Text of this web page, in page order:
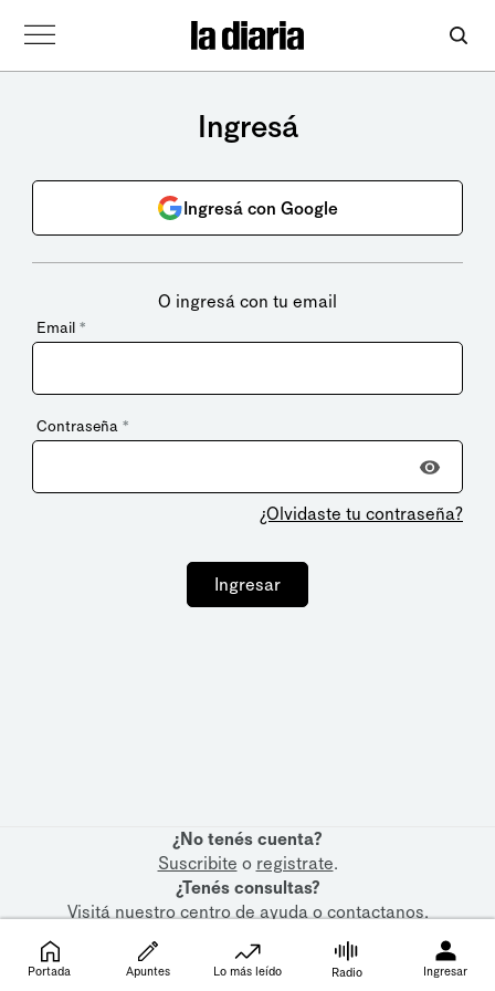
Ingresá
Ingresá con Google
O ingresá con tu email
Email *
Contraseña *
¿Olvidaste tu contraseña?
Ingresar
¿No tenés cuenta?
Suscribite o registrate.
¿Tenés consultas?
Visitá nuestrocentro de ayudaocontactanos.
Portada Apuntes Lo más leído Radio Ingresar